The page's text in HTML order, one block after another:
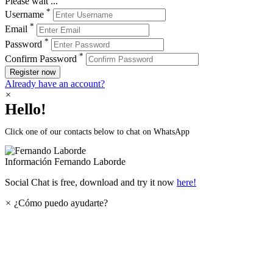
Username *
Email *
Password *
Confirm Password *
Register now
Already have an account?
×
Hello!
Click one of our contacts below to chat on WhatsApp
Información Fernando Laborde
Social Chat is free, download and try it now here!
× ¿Cómo puedo ayudarte?